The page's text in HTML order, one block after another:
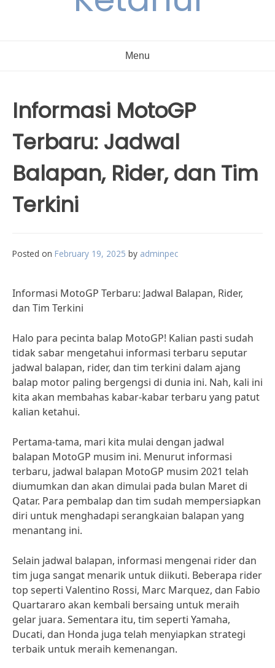
Menu
Informasi MotoGP
Terbaru: Jadwal
Balapan, Rider, dan Tim
Terkini
Posted on February 19, 2025 by adminpec
Informasi MotoGP Terbaru: Jadwal Balapan, Rider,
dan Tim Terkini
Halo para pecinta balap MotoGP! Kalian pasti sudah
tidak sabar mengetahui informasi terbaru seputar
jadwal balapan, rider, dan tim terkini dalam ajang
balap motor paling bergengsi di dunia ini. Nah, kali ini
kita akan membahas kabar-kabar terbaru yang patut
kalian ketahui.
Pertama-tama, mari kita mulai dengan jadwal
balapan MotoGP musim ini. Menurut informasi
terbaru, jadwal balapan MotoGP musim 2021 telah
diumumkan dan akan dimulai pada bulan Maret di
Qatar. Para pembalap dan tim sudah mempersiapkan
diri untuk menghadapi serangkaian balapan yang
menantang ini.
Selain jadwal balapan, informasi mengenai rider dan
tim juga sangat menarik untuk diikuti. Beberapa rider
top seperti Valentino Rossi, Marc Marquez, dan Fabio
Quartararo akan kembali bersaing untuk meraih
gelar juara. Sementara itu, tim seperti Yamaha,
Ducati, dan Honda juga telah menyiapkan strategi
terbaik untuk meraih kemenangan.